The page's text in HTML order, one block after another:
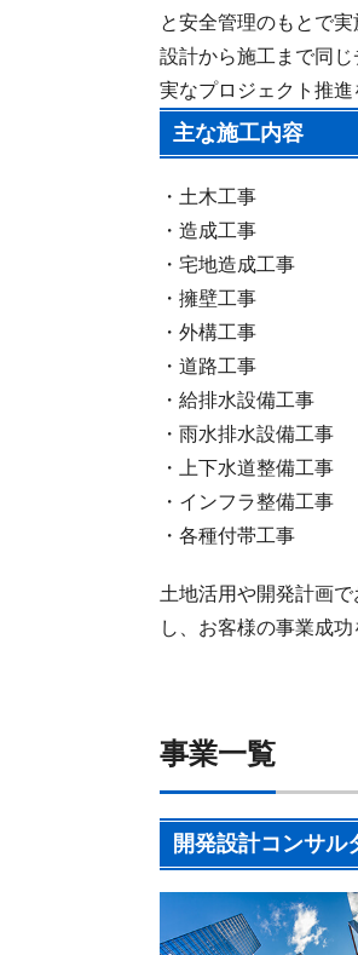
と安全管理のもとで実
設計から施工まで同
実なプロジェクト推進
主な施工内容
・土木工事
・造成工事
・宅地造成工事
・擁壁工事
・外構工事
・道路工事
・給排水設備工事
・雨水排水設備工事
・上下水道整備工事
・インフラ整備工事
・各種付帯工事
土地活用や開発計画
し、お客様の事業成
事業一覧
開発設計コンサル